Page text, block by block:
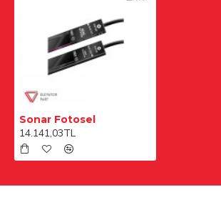
Sonar Fotosel
14.141,03TL